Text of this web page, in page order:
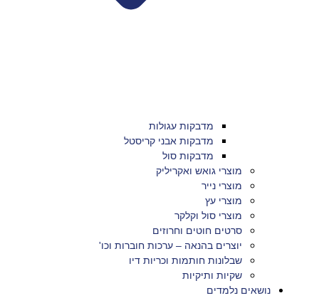
מדבקות עגולות
מדבקות אבני קריסטל
מדבקות סול
מוצרי גואש ואקריליק
מוצרי נייר
מוצרי עץ
מוצרי סול וקלקר
סרטים חוטים וחרוזים
יוצרים בהנאה – ערכות חוברות וכו'
שבלונות חותמות וכריות דיו
שקיות ותיקיות
נושאים נלמדים